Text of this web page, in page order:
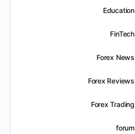
Customer Feedback for
How Pnrskter Incorporates Customer
Education
FinTech
Forex News
Forex Reviews
Forex Trading
forum